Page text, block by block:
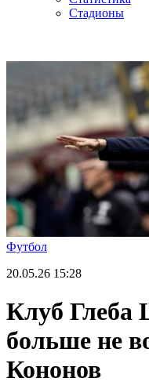
Стадионы
Футбол
20.05.26 15:28
Клуб Глеба
больше не
Кононов